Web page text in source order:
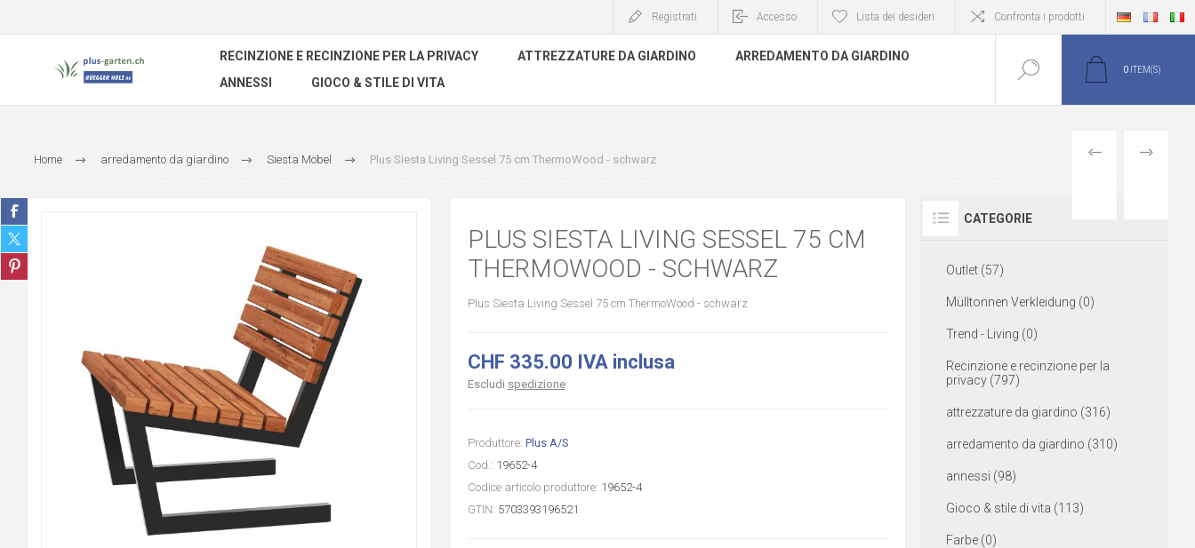
Registrati Accesso Lista dei desideri Confronta i prodotti
RECINZIONE E RECINZIONE PER LA PRIVACY ATTREZZATURE DA GIARDINO
ARREDAMENTO DA GIARDINO
ANNESSI
GIOCO & STILE DI VITA
0 ITEM(S)
Home arredamento da giardino Siesta Möbel Plus Siesta Living Sessel 75 cm ThermoWood - schwarz PREVIOUS
NEXT
PLUS SIESTA LIVING SESSEL 75 CM
THERMOWOOD - SCHWARZ
Plus Siesta Living Sessel 75 cm ThermoWood - schwarz
CHF 335.00 IVA inclusa
Escludi spedizione
Produttore: Plus A/S
Cod.: 19652-4
Codice articolo produttore: 19652-4
GTIN: 5703393196521
CATEGORIE
Outlet (57)
Mülltonnen Verkleidung (0)
Trend - Living (0)
Recinzione e recinzione per la
privacy (797)
attrezzature da giardino (316)
arredamento da giardino (310)
annessi (98)
Gioco & stile di vita (113)
Farbe (0)